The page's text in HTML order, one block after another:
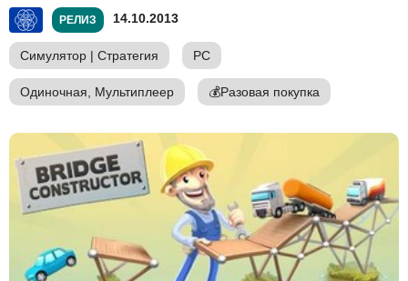
РЕЛИЗ 14.10.2013
Симулятор | Стратегия PC
Одиночная, Мультиплеер 💰Разовая покупка